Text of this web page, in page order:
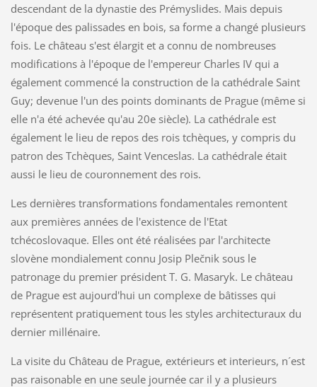
descendant de la dynastie des Prémyslides. Mais depuis
l'époque des palissades en bois, sa forme a changé plusieurs
fois. Le château s'est élargit et a connu de nombreuses
modifications à l'époque de l'empereur Charles IV qui a
également commencé la construction de la cathédrale Saint
Guy; devenue l'un des points dominants de Prague (même si
elle n'a été achevée qu'au 20e siècle). La cathédrale est
également le lieu de repos des rois tchèques, y compris du
patron des Tchèques, Saint Venceslas. La cathédrale était
aussi le lieu de couronnement des rois.
Les dernières transformations fondamentales remontent
aux premières années de l'existence de l'Etat
tchécoslovaque. Elles ont été réalisées par l'architecte
slovène mondialement connu Josip Plečnik sous le
patronage du premier président T. G. Masaryk. Le château
de Prague est aujourd'hui un complexe de bâtisses qui
représentent pratiquement tous les styles architecturaux du
dernier millénaire.
La visite du Château de Prague, extérieurs et interieurs, n´est
pas raisonable en une seule journée car il y a plusieurs